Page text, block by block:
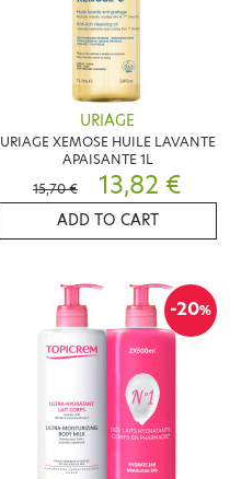
URIAGE
URIAGE XEMOSE HUILE LAVANTE
APAISANTE 1L
15,70 €
13,82 €
ADD TO CART
-20%